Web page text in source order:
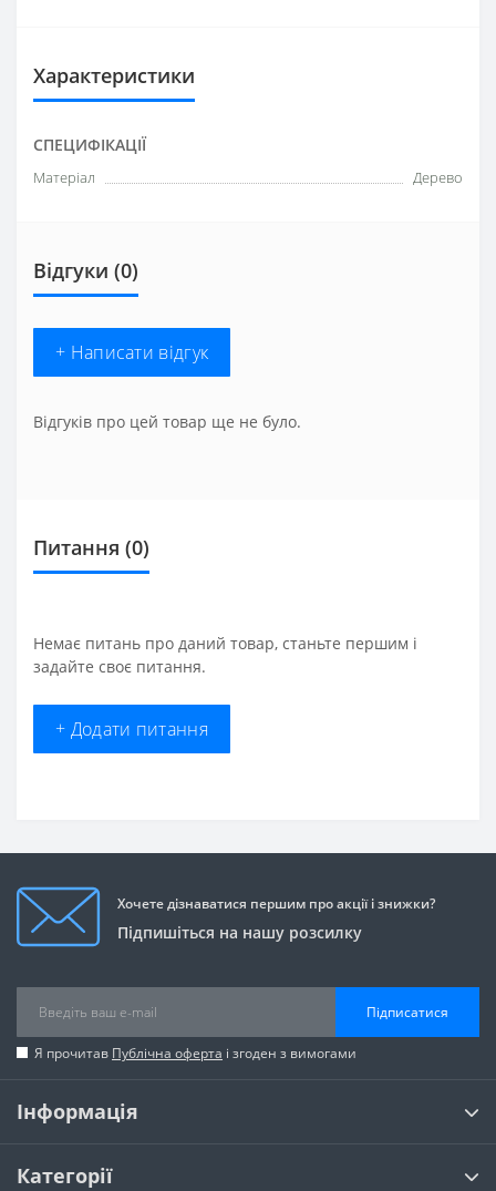
Характеристики
СПЕЦИФІКАЦІЇ
Матеріал Дерево
Відгуки (0)
+ Написати відгук
Відгуків про цей товар ще не було.
Питання (0)
Немає питань про даний товар, станьте першим і
задайте своє питання.
+ Додати питання
Хочете дізнаватися першим про акції і знижки?
Підпишіться на нашу розсилку
Підписатися
Я прочитав Публічна оферта і згоден з вимогами
Інформація
Категорії